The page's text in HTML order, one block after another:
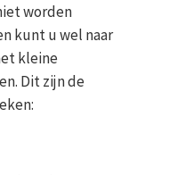
worden
kunt u wel naar
kleine
Dit zijn de